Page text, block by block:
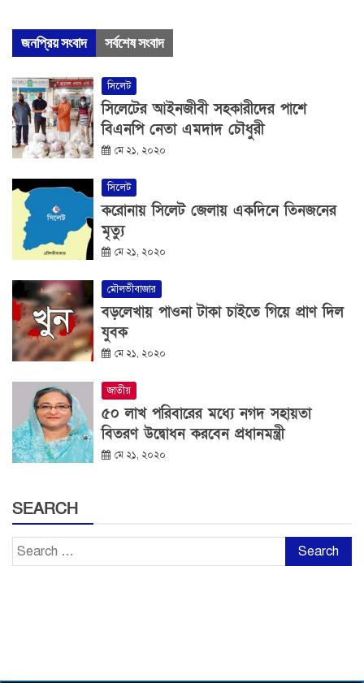
জনপ্রিয় সংবাদ সর্বশেষ সংবাদ
সিলেট
সিলেটের আইনজীবী সহকারীদের পাশে
বিএনপি নেতা এমদাদ চৌধুরী
মে ২১, ২০২০
সিলেট
করোনায় সিলেট জেলায় একদিনে তিনজনের
মৃত্যু
মে ২১, ২০২০
মৌলভীবাজার
বড়লেখায় পাওনা টাকা চাইতে গিয়ে প্রাণ দিল
যুবক
মে ২১, ২০২০
জাতীয়
৫০ লাখ পরিবারের মধ্যে নগদ সহায়তা
বিতরণ উদ্বোধন করবেন প্রধানমন্ত্রী
মে ২১, ২০২০
SEARCH
Search
for: